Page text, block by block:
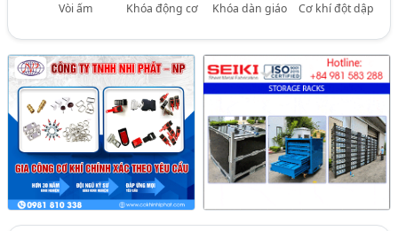
Vòi ấm Khóa động cơ Khóa dàn giáo Cơ khí đột dập